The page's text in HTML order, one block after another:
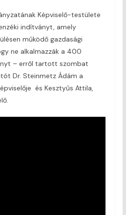
Képviselő-testülete
indítványt, amely
működő gazdasági
ne alkalmazzák a 400
– erről tartott szombat
Dr. Steinmetz Ádám a
és Kesztyűs Attila,